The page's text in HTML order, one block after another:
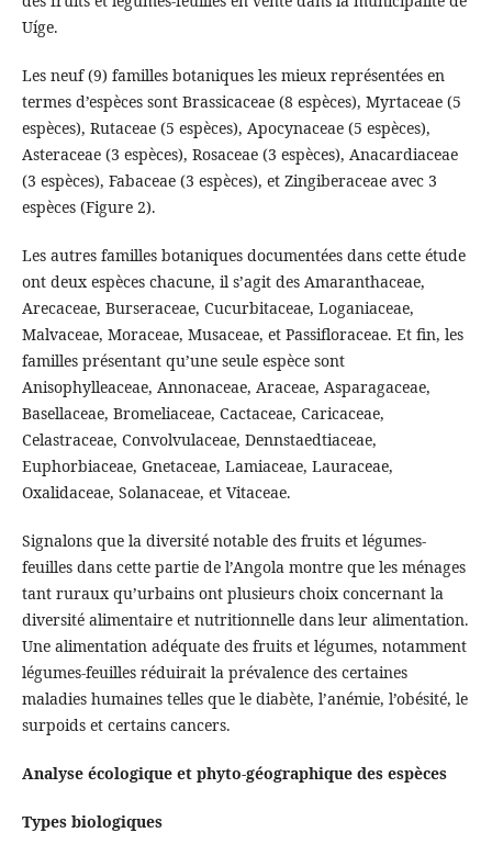
Uíge.
Les neuf (9) familles botaniques les mieux représentées en
termes d’espèces sont Brassicaceae (8 espèces), Myrtaceae (5
espèces), Rutaceae (5 espèces), Apocynaceae (5 espèces),
Asteraceae (3 espèces), Rosaceae (3 espèces), Anacardiaceae
(3 espèces), Fabaceae (3 espèces), et Zingiberaceae avec 3
espèces (Figure 2).
Les autres familles botaniques documentées dans cette étude
ont deux espèces chacune, il s’agit des Amaranthaceae,
Arecaceae, Burseraceae, Cucurbitaceae, Loganiaceae,
Malvaceae, Moraceae, Musaceae, et Passifloraceae. Et fin, les
familles présentant qu’une seule espèce sont
Anisophylleaceae, Annonaceae, Araceae, Asparagaceae,
Basellaceae, Bromeliaceae, Cactaceae, Caricaceae,
Celastraceae, Convolvulaceae, Dennstaedtiaceae,
Euphorbiaceae, Gnetaceae, Lamiaceae, Lauraceae,
Oxalidaceae, Solanaceae, et Vitaceae.
Signalons que la diversité notable des fruits et légumes-
feuilles dans cette partie de l’Angola montre que les ménages
tant ruraux qu’urbains ont plusieurs choix concernant la
diversité alimentaire et nutritionnelle dans leur alimentation.
Une alimentation adéquate des fruits et légumes, notamment
légumes-feuilles réduirait la prévalence des certaines
maladies humaines telles que le diabète, l’anémie, l’obésité, le
surpoids et certains cancers.
Analyse écologique et phyto-géographique des espèces
Types biologiques